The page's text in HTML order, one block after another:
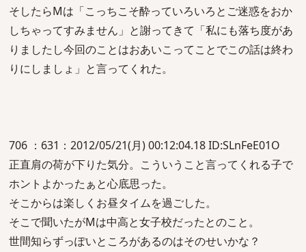
そしたらMは「こっちこそ酔っていろいろとご迷惑をおか
しちゃってすみません」と謝ってきて「私にも落ち度があ
りましたし今回のことはおあいこってことでこの話は終わ
りにしましょ」と言ってくれた。
706 ：631：2012/05/21(月) 00:12:04.18 ID:SLnFeE01O
正直肩の荷が下りた気分。こういうこと言ってくれる子で
ホントよかったぁと心底思った。
そこからは楽しくお昼タイムを過ごした。
そこで聞いたがMは中高と女子校だったとのこと。
世間知らずっぽいところがあるのはそのせいかな？